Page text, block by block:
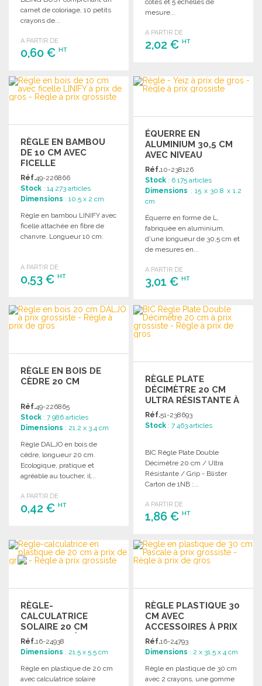
carnet de coloriage, 10 petits
crayons de...
A PARTIR DE
0,60 € HT
COMMANDER
Demander un devis
côtés et 5 échelles de
mesure...
A PARTIR DE
2,02 €HT
Demander un devis
RÈGLE EN BAMBOU
DE 10 CM AVEC
FICELLE
Réf.49-226866
Stock : 14 273 articles
Dimensions : 10.5 x 2 cm
Règle en bambou LINIFY avec
ficelle attachée en fibre de
chanvre. Longueur 10 cm.
A PARTIR DE
0,53 € HT
COMMANDER
Demander un devis
ÉQUERRE EN
ALUMINIUM 30,5 CM
AVEC NIVEAU
Réf.10-238126
Stock : 6 175 articles
Dimensions : 15 x 30.8 x 1.2
cm
Équerre en forme de L,
fabriquée en aluminium,
d'une longueur de 30,5 cm et
de mesures en...
A PARTIR DE
3,01 €HT
COMMANDER
Demander un devis
RÈGLE EN BOIS DE
CÈDRE 20 CM
Réf.49-226865
Stock : 7 986 articles
Dimensions : 21.2 x 3.4 cm
Règle DALJO en bois de
cèdre, longueur 20 cm.
Ecologique, pratique et
agréable au toucher, il...
A PARTIR DE
0,42 € HT
Demander un devis
RÈGLE PLATE
DÉCIMÈTRE 20 CM
ULTRA RÉSISTANTE À
PRIX GROSSISTE
Réf.51-238693
Stock : 7 463 articles
BIC Règle Plate Double
Décimètre 20 cm / Ultra
Résistante / Grip - Blister
Carton de 1NB :...
A PARTIR DE
1,86 €HT
COMMANDER
Demander un devis
RÈGLE-
CALCULATRICE
SOLAIRE 20 CM
PLASTIQUE À PRIX DE
GROS
Réf.16-24938
Dimensions : 21.5 x 5.5 cm
Règle en plastique de 20 cm
avec calculatrice solaire
RÈGLE PLASTIQUE 30
CM AVEC
ACCESSOIRES À PRIX
GROSSISTE
Réf.16-24793
Dimensions : 2 x 31.5 x 4 cm
Règle en plastique de 30 cm
avec 2 crayons, une gomme